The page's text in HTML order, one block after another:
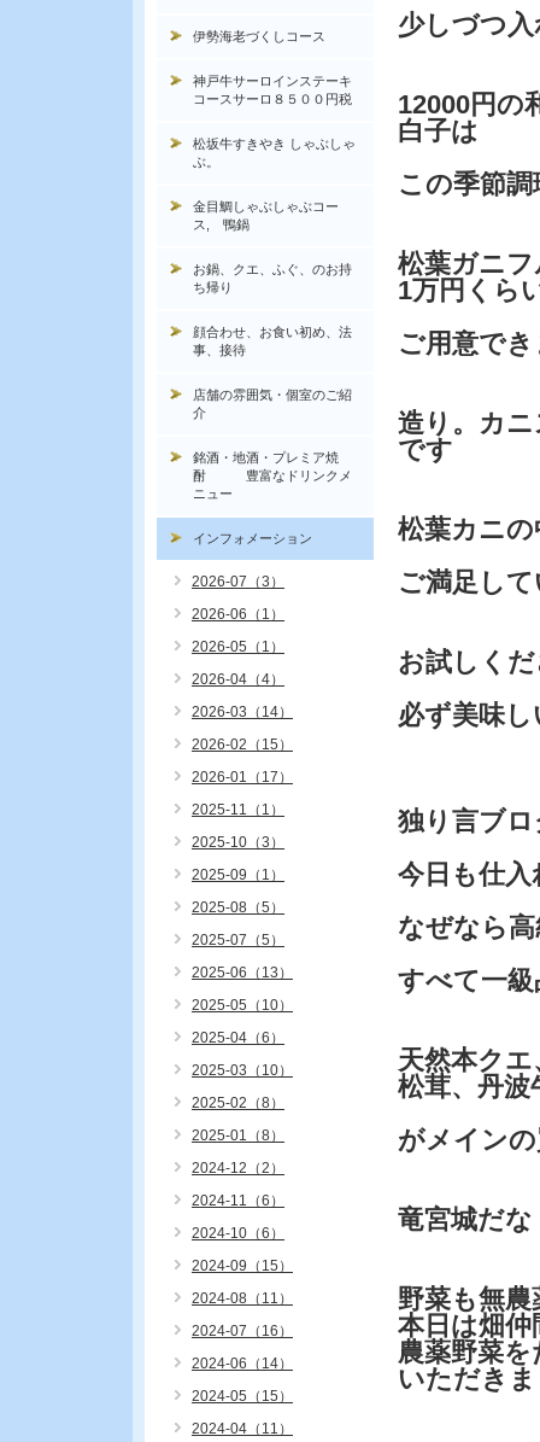
少しづつ
12000円の
白子は
この季節
松葉ガニ
1万円くら
ご用意で
造り。カ
です
松葉カニ
ご満足し
お試しく
必ず美味
独り言ブロ
今日も仕
なぜなら
すべて一
天然本ク
松茸、丹波
がメイン
竜宮城だな
野菜も無農
本日は畑仲
農薬野菜
いただき
伊勢海老づくしコース
神戸牛サーロインステーキ
コースサーロ８５００円税
松坂牛すきやき しゃぶしゃ
ぶ。
金目鯛しゃぶしゃぶコー
ス, 鴨鍋
お鍋、クエ、ふぐ、のお持
ち帰り
顔合わせ、お食い初め、法
事、接待
店舗の雰囲気・個室のご紹
介
銘酒・地酒・プレミア焼
酎 豊富なドリンクメ
ニュー
インフォメーション
2026-07（3）
2026-06（1）
2026-05（1）
2026-04（4）
2026-03（14）
2026-02（15）
2026-01（17）
2025-11（1）
2025-10（3）
2025-09（1）
2025-08（5）
2025-07（5）
2025-06（13）
2025-05（10）
2025-04（6）
2025-03（10）
2025-02（8）
2025-01（8）
2024-12（2）
2024-11（6）
2024-10（6）
2024-09（15）
2024-08（11）
2024-07（16）
2024-06（14）
2024-05（15）
2024-04（11）